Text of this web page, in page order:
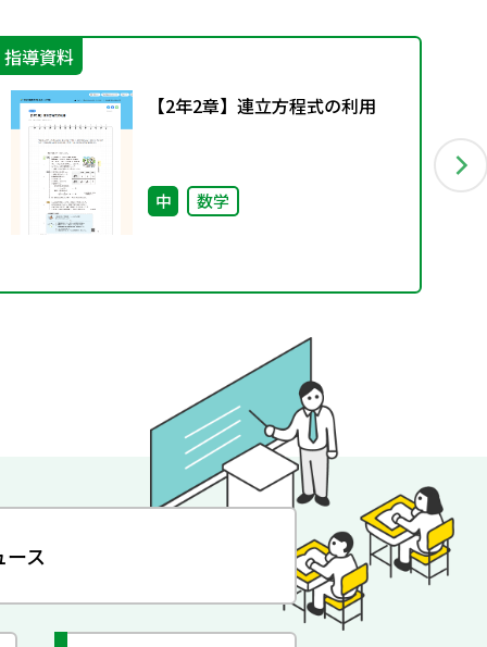
指導資料
【2年2章】連立方程式の利用
中 数学
ス